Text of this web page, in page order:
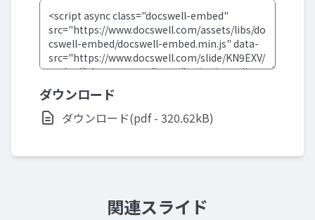
ダウンロード
ダウンロード(pdf - 320.62kB)
関連スライド